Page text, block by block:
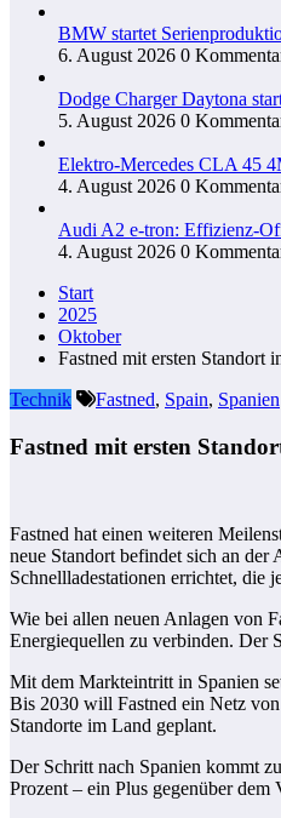
BMW startet
6. August 2026 0
Dodge Charger Daytona
5. August 2026 0
Elektro-Mercedes CLA 45
4. August 2026 0
Audi A2 e-tron: Effizienz-
4. August 2026 0
Start
2025
Oktober
Fastned mit ersten Standort
Technik
Fastned, Spain, Spanien
Fastned mit ersten
Fastned hat einen weiteren
neue Standort befindet sich an
Schnellladestationen errichtet, die
Wie bei allen neuen Anlagen von
Energiequellen zu verbinden. Der
Mit dem Markteintritt in Spanien
Bis 2030 will Fastned ein Netz
Standorte im Land geplant.
Der Schritt nach Spanien kommt
Prozent – ein Plus gegenüber